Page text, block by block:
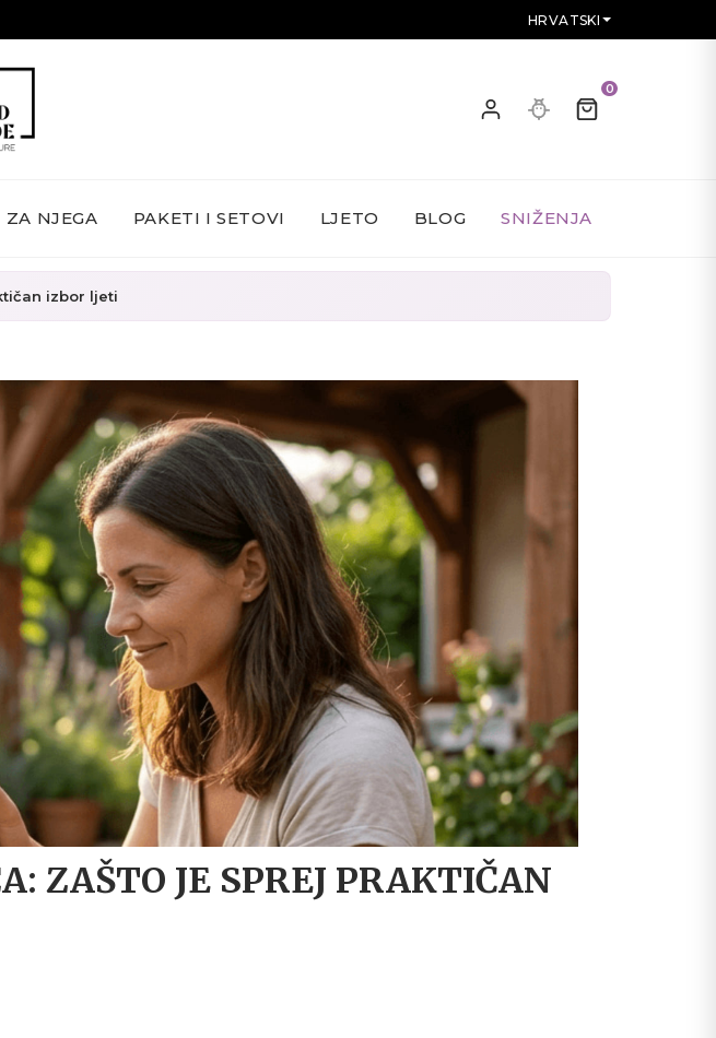
HRVATSKI
0
ZA NJEGA PAKETI I SETOVI LJETO BLOG SNIŽENJA
izbor ljeti
ZAŠTO JE SPREJ PRAKTIČAN